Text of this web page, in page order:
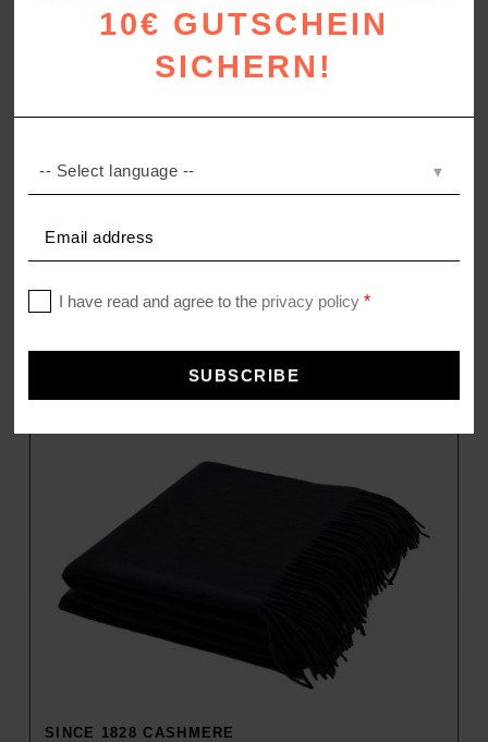
Kissenbezug aus Fleece
35,00€–45,00€
SINCE 1828 CASHMERE
10€ GUTSCHEIN
SICHERN!